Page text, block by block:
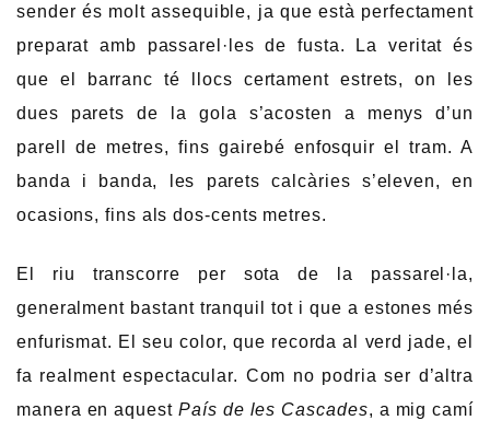
sender és molt assequible, ja que està perfectament
preparat amb passarel·les de fusta. La veritat és
que el barranc té llocs certament estrets, on les
dues parets de la gola s’acosten a menys d’un
parell de metres, fins gairebé enfosquir el tram. A
banda i banda, les parets calcàries s’eleven, en
ocasions, fins als dos-cents metres.
El riu transcorre per sota de la passarel·la,
generalment bastant tranquil tot i que a estones més
enfurismat. El seu color, que recorda al verd jade, el
fa realment espectacular. Com no podria ser d’altra
manera en aquest País de les Cascades, a mig camí